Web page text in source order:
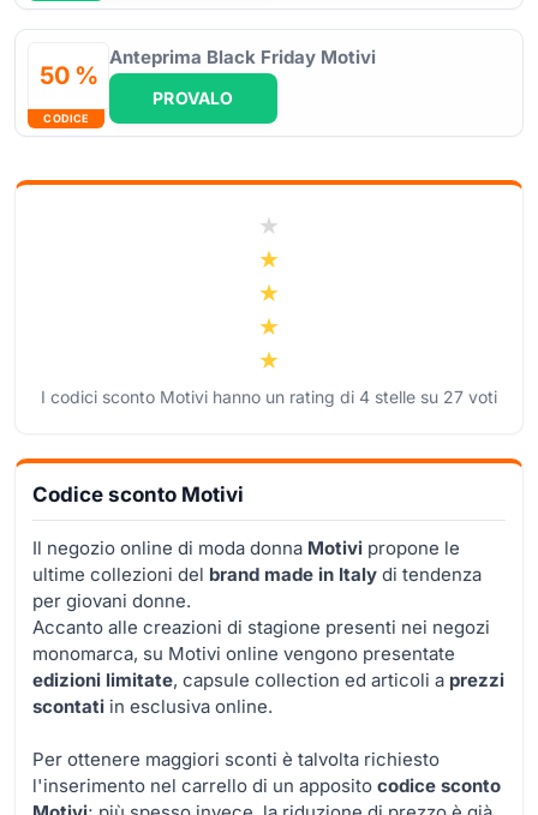
50 %
CODICE
Anteprima Black Friday Motivi
PROVALO
I codici sconto Motivi hanno un rating di 4 stelle su 27 voti
Codice sconto Motivi
Il negozio online di moda donna Motivi propone le
ultime collezioni del brand made in Italy di tendenza
per giovani donne.
Accanto alle creazioni di stagione presenti nei negozi
monomarca, su Motivi online vengono presentate
edizioni limitate, capsule collection ed articoli a prezzi
scontati in esclusiva online.
Per ottenere maggiori sconti è talvolta richiesto
l'inserimento nel carrello di un apposito codice sconto